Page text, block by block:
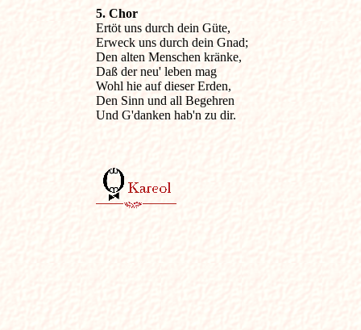
5. Chor
Ertöt uns durch dein Güte,
Erweck uns durch dein Gnad;
Den alten Menschen kränke,
Daß der neu' leben mag
Wohl hie auf dieser Erden,
Den Sinn und all Begehren
Und G'danken hab'n zu dir.